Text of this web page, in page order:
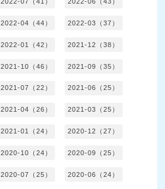
2022-04（44） 2022-03（37）
2022-01（42） 2021-12（38）
2021-10（46） 2021-09（35）
2021-07（22） 2021-06（25）
2021-04（26） 2021-03（25）
2021-01（24） 2020-12（27）
2020-10（24） 2020-09（25）
2020-07（25） 2020-06（24）